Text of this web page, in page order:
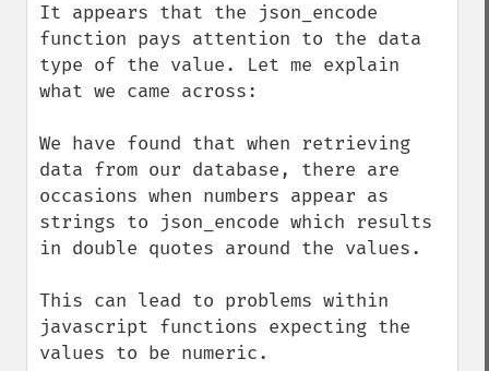
It appears that the json_encode
function pays attention to the data
type of the value. Let me explain
what we came across:
We have found that when retrieving
data from our database, there are
occasions when numbers appear as
strings to json_encode which results
in double quotes around the values.
This can lead to problems within
javascript functions expecting the
values to be numeric.